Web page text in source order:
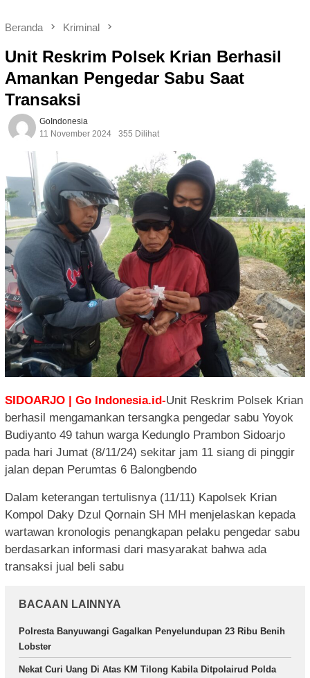
Beranda Kriminal
Unit Reskrim Polsek Krian Berhasil
Amankan Pengedar Sabu Saat
Transaksi
GoIndonesia
11 November 2024
355 Dilihat
SIDOARJO | Go Indonesia.id-Unit Reskrim Polsek Krian
berhasil mengamankan tersangka pengedar sabu Yoyok
Budiyanto 49 tahun warga Kedunglo Prambon Sidoarjo
pada hari Jumat (8/11/24) sekitar jam 11 siang di pinggir
jalan depan Perumtas 6 Balongbendo
Dalam keterangan tertulisnya (11/11) Kapolsek Krian
Kompol Daky Dzul Qornain SH MH menjelaskan kepada
wartawan kronologis penangkapan pelaku pengedar sabu
berdasarkan informasi dari masyarakat bahwa ada
transaksi jual beli sabu
BACAAN LAINNYA
Polresta Banyuwangi Gagalkan Penyelundupan 23 Ribu Benih
Lobster
Nekat Curi Uang Di Atas KM Tilong Kabila Ditpolairud Polda